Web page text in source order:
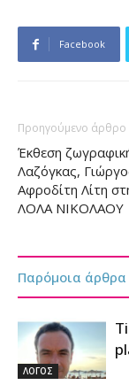
Facebook
Προηγούμενο άρθρο
Έκθεση
Λαζόγκας,
Αφροδίτη Λίτη
ΛΟΛΑ ΝΙΚΟΛΑΟΥ
Παρόμοια άρθρα
ΛΟΓΟΣ